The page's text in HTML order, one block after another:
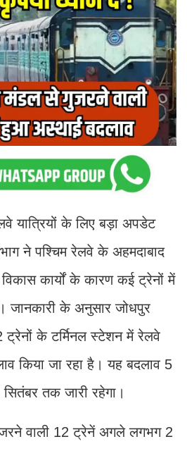
यात्रियों के लिए बड़ा अपडेट
ने पश्चिम रेलवे के अहमदाबाद
कार्यों के कारण कई ट्रेनों में
जानकारी के अनुसार जोधपुर
के टर्मिनल स्टेशन में रेलवे
किया जा रहा है। यह बदलाव 5
तक जारी रहेगा।
वाली 12 ट्रेनें अगले लगभग 2